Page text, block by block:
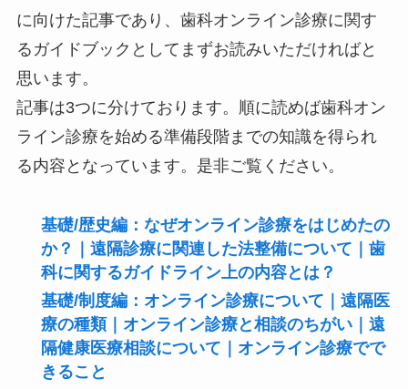
に向けた記事であり、歯科オンライン診療に関す
るガイドブックとしてまずお読みいただければと
思います。
記事は3つに分けております。順に読めば歯科オン
ライン診療を始める準備段階までの知識を得られ
る内容となっています。是非ご覧ください。
基礎/歴史編：なぜオンライン診療をはじめたの
か？｜遠隔診療に関連した法整備について｜歯
科に関するガイドライン上の内容とは？
基礎/制度編：オンライン診療について｜遠隔医
療の種類｜オンライン診療と相談のちがい｜遠
隔健康医療相談について｜オンライン診療でで
きること